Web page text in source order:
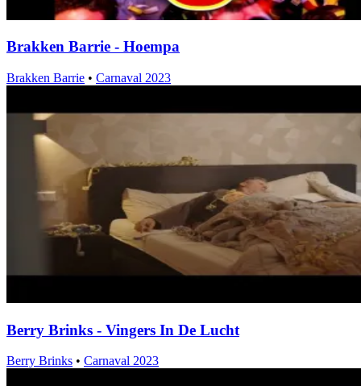
Brakken Barrie - Hoempa
Brakken Barrie • Carnaval 2023
Berry Brinks - Vingers In De Lucht
Berry Brinks • Carnaval 2023